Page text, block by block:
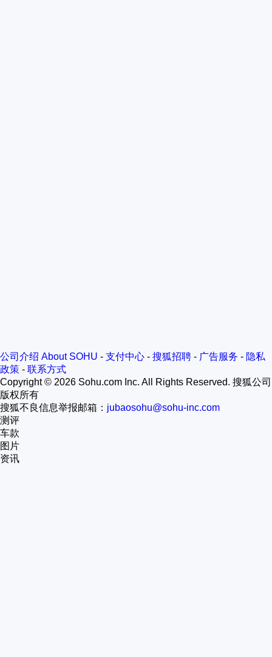
公司介绍 About SOHU - 支付中心 - 搜狐招聘 - 广告服务 - 隐私
政策 - 联系方式
Copyright© 2026 Sohu.com Inc. All Rights Reserved. 搜狐公司
版权所有
搜狐不良信息举报邮箱： jubaosohu@sohu-inc.com
测评
车款
图片
资讯